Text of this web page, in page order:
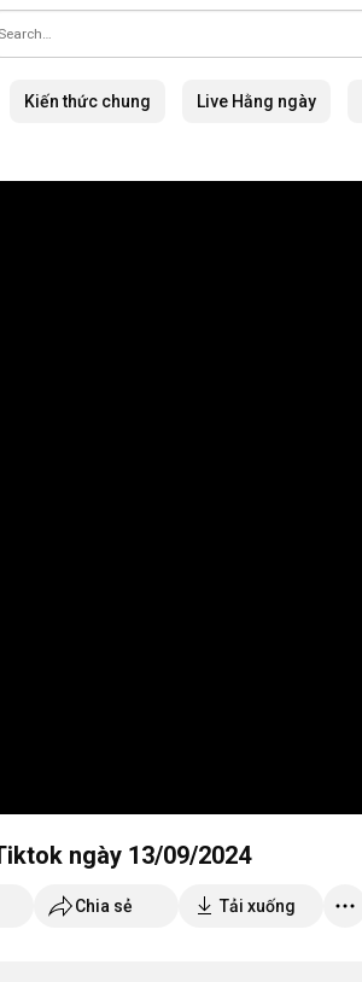
Kiến thức chung Live Hằng ngày
ngày 13/09/2024
Chia sẻ Tải xuống